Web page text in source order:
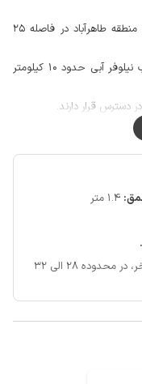
این ویلا دو خوابه با استخر سرپوشیده آبگرم در منطقه طاهرآباد در فاصله 25
فاصله این ویلا تا دریا حدود 5 کیلومتر و تا تالاب نیلوفر آبی حدود 10 کیلومتر
می باشد و از چهار طرف
و خروجی پارکینگ و حیاط
و ایرانسل به طور کامل در
1.4 متر
دمای استاندارد آب‌گرم استخر، در محدوده 28 الی 32